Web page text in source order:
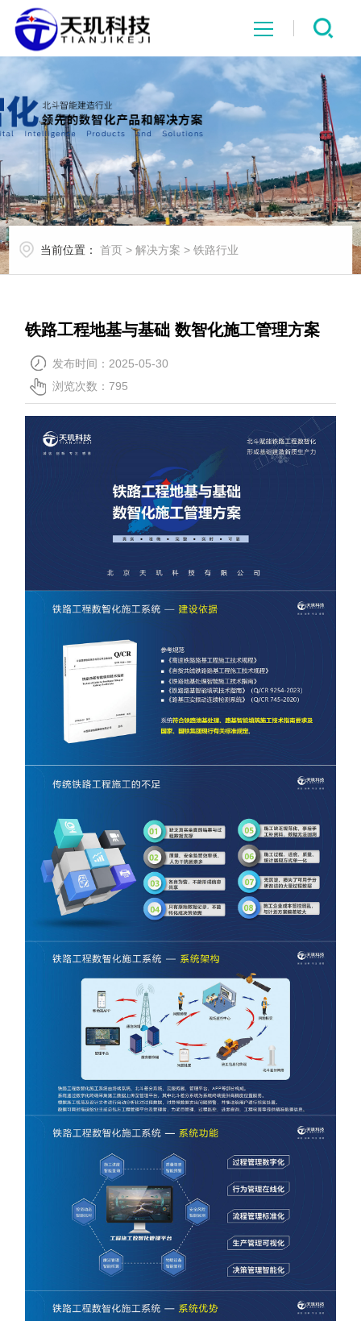
网站首页
系统中心
解决方案
项目案例
产品中心
行业资讯
当前位置： 首页 >解决方案 >铁路行业
铁路工程地基与基础 数智化施工管理方案
发布时间：2025-05-30
浏览次数：795